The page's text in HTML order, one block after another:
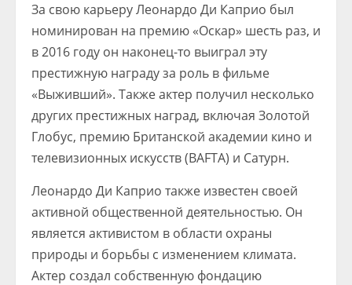
За свою карьеру Леонардо Ди Каприо был
номинирован на премию «Оскар» шесть раз, и
в 2016 году он наконец-то выиграл эту
престижную награду за роль в фильме
«Выживший». Также актер получил несколько
других престижных наград, включая Золотой
Глобус, премию Британской академии кино и
телевизионных искусств (BAFTA) и Сатурн.
Леонардо Ди Каприо также известен своей
активной общественной деятельностью. Он
является активистом в области охраны
природы и борьбы с изменением климата.
Актер создал собственную фондацию